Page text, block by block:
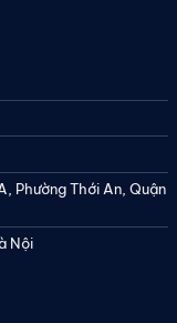
Phường Thới An, Quận
Nội